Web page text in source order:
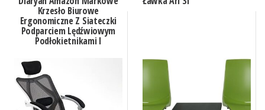
Krzesło Biurowe
Ergonomiczne Z Siateczki
Podparciem Lędźwiowym
Podłokietnikami I
Regulacja Wysoko